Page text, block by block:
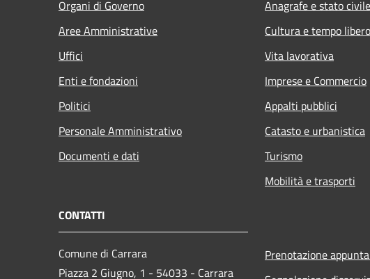
Organi di Governo
Aree Amministrative
Uffici
Enti e fondazioni
Politici
Personale Amministrativo
Documenti e dati
Anagrafe e stato civile
Cultura e tempo libero
Vita lavorativa
Imprese e Commercio
Appalti pubblici
Catasto e urbanistica
Turismo
Mobilità e trasporti
CONTATTI
Comune di Carrara
Piazza 2 Giugno, 1 - 54033 - Carrara
Prenotazione